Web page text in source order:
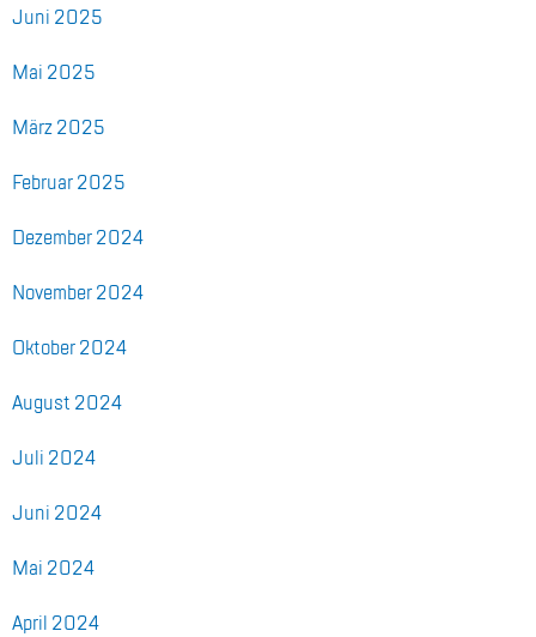
Juni 2025
Mai 2025
März 2025
Fe­bru­ar 2025
De­zem­ber 2024
No­vem­ber 2024
Ok­to­ber 2024
Au­gust 2024
Juli 2024
Juni 2024
Mai 2024
April 2024